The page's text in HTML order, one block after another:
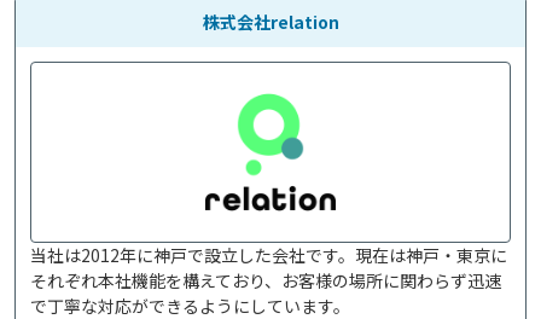
株式会社relation
当社は2012年に神戸で設立した会社です。現在は神戸・東京に
それぞれ本社機能を構えており、お客様の場所に関わらず迅速
で丁寧な対応ができるようにしています。